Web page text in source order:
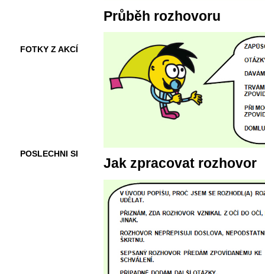
FOTKY Z AKCÍ
POSLECHNI SI
Průběh rozhovoru
Jak zpracovat rozhovor